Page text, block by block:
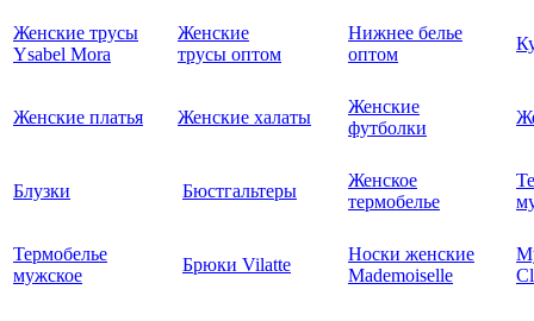
Женские трусы
Ysabel Mora
Женские
трусы оптом
Нижнее белье
оптом
Женские платья Женские халаты
Женские
футболки
Блузки Бюстгальтеры
Женское
термобелье
Термобелье
мужское
Брюки Vilatte
Носки женские
Mademoiselle